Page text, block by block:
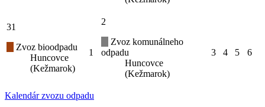
31
Zvoz bioodpadu
Huncovce
(Kežmarok)
1
2
Zvoz komunálneho
odpadu
Huncovce
(Kežmarok)
3 4 5 6
Kalendár zvozu odpadu